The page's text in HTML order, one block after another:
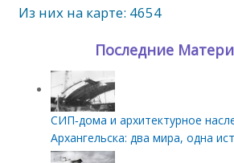
Из них на карте: 4654
Последние
СИП‑дома и архитектурное
Архангельска: два мира, одна